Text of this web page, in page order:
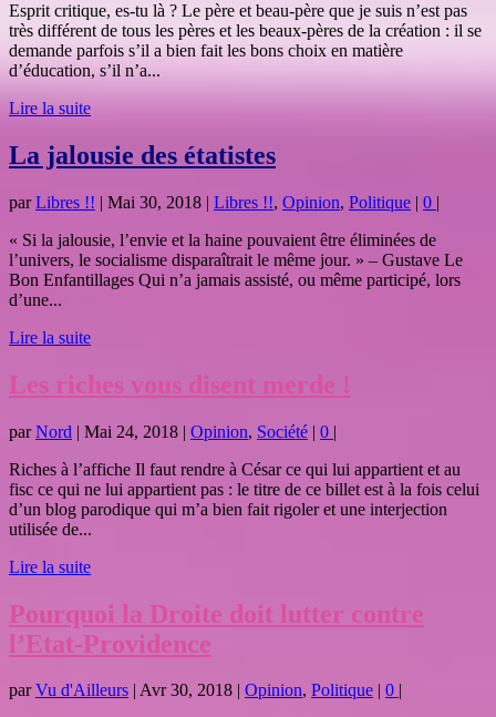
Esprit critique, es-tu là ? Le père et beau-père que je suis n’est pas
très différent de tous les pères et les beaux-pères de la création : il se
demande parfois s’il a bien fait les bons choix en matière
d’éducation, s’il n’a...
Lire la suite
La jalousie des étatistes
parLibres !! | Mai 30, 2018 | Libres !!, Opinion, Politique | 0 |
« Si la jalousie, l’envie et la haine pouvaient être éliminées de
l’univers, le socialisme disparaîtrait le même jour. » – Gustave Le
Bon Enfantillages Qui n’a jamais assisté, ou même participé, lors
d’une...
Lire la suite
Les riches vous disent merde !
parNord | Mai 24, 2018 | Opinion, Société | 0 |
Riches à l’affiche Il faut rendre à César ce qui lui appartient et au
fisc ce qui ne lui appartient pas : le titre de ce billet est à la fois celui
d’un blog parodique qui m’a bien fait rigoler et une interjection
utilisée de...
Lire la suite
Pourquoi la Droite doit lutter contre
l’Etat-Providence
parVu d'Ailleurs Avr 30, 2018 Opinion, Politique 0